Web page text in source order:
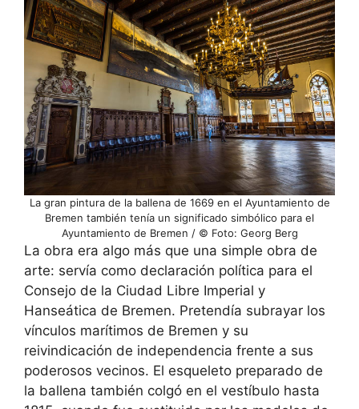
La gran pintura de la ballena de 1669 en el Ayuntamiento de
Bremen también tenía un significado simbólico para el
Ayuntamiento de Bremen / © Foto: Georg Berg
La obra era algo más que una simple obra de
arte: servía como declaración política para el
Consejo de la Ciudad Libre Imperial y
Hanseática de Bremen. Pretendía subrayar los
vínculos marítimos de Bremen y su
reivindicación de independencia frente a sus
poderosos vecinos. El esqueleto preparado de
la ballena también colgó en el vestíbulo hasta